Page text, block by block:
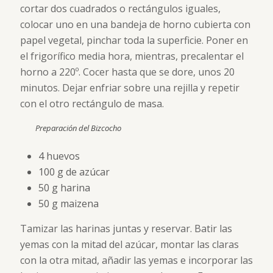
cortar dos cuadrados o rectángulos iguales,
colocar uno en una bandeja de horno cubierta con
papel vegetal, pinchar toda la superficie. Poner en
el frigorífico media hora, mientras, precalentar el
horno a 220º. Cocer hasta que se dore, unos 20
minutos. Dejar enfriar sobre una rejilla y repetir
con el otro rectángulo de masa.
Preparación del Bizcocho
4 huevos
100 g de azúcar
50 g harina
50 g maizena
Tamizar las harinas juntas y reservar. Batir las
yemas con la mitad del azúcar, montar las claras
con la otra mitad, añadir las yemas e incorporar las